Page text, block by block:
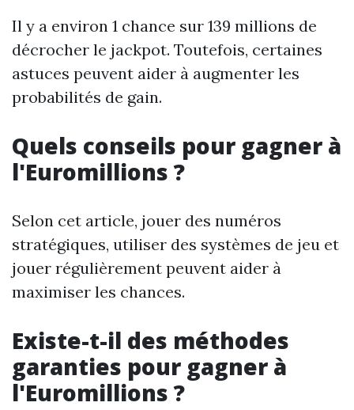
Il y a environ 1 chance sur 139 millions de
décrocher le jackpot. Toutefois, certaines
astuces peuvent aider à augmenter les
probabilités de gain.
Quels conseils pour gagner à
l'Euromillions ?
Selon cet article, jouer des numéros
stratégiques, utiliser des systèmes de jeu et
jouer régulièrement peuvent aider à
maximiser les chances.
Existe-t-il des méthodes
garanties pour gagner à
l'Euromillions ?